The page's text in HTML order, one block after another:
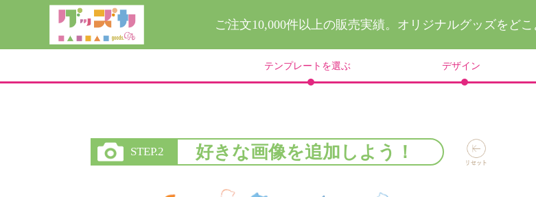
ご注文10,000件以上の販売実績。 オリジナルグッズを ど
テンプレートを選ぶ デザイン
STEP.2 好きな画像を追加しよう！